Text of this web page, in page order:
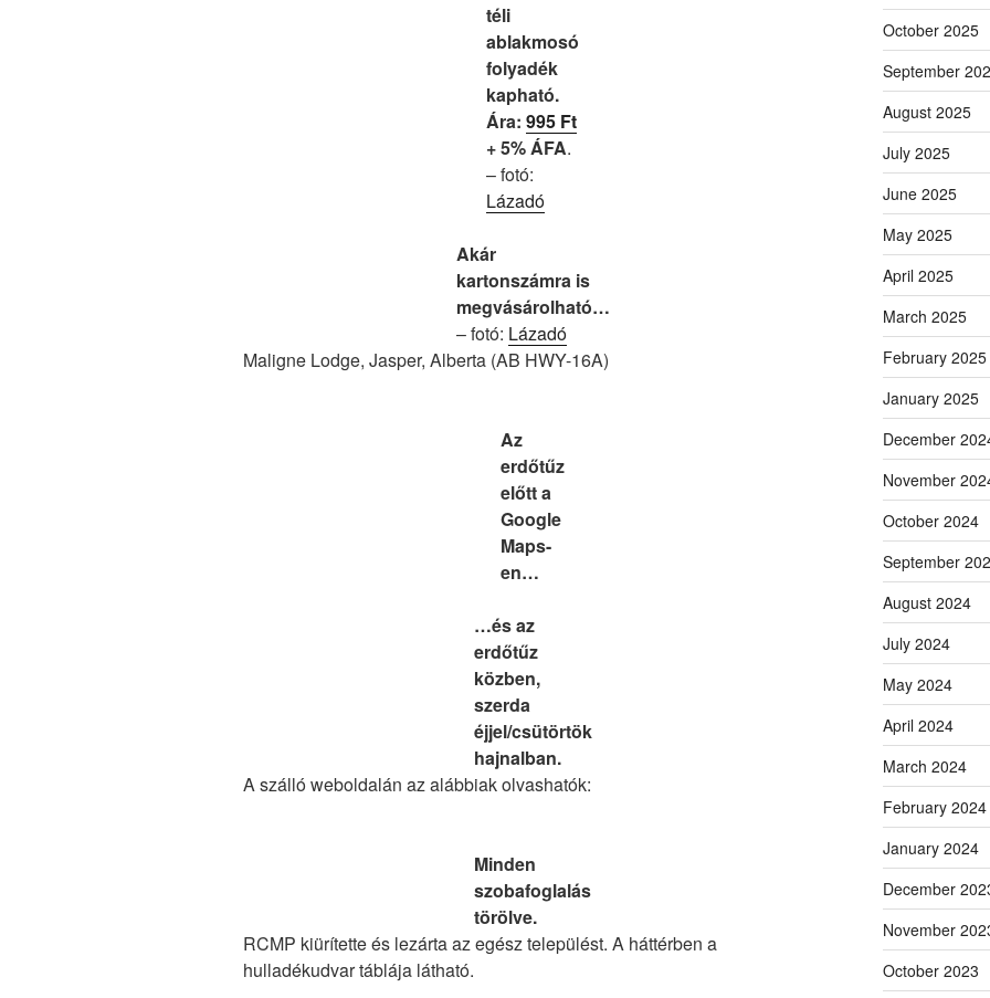
téli
ablakmosó
folyadék
kapható.
Ára:995 Ft
+ 5% ÁFA.
– fotó:
Lázadó
Akár
kartonszámra is
megvásárolható…
– fotó: Lázadó
Maligne Lodge, Jasper, Alberta (AB HWY-16A)
Az
erdőtűz
előtt a
Google
Maps-
en…
…és az
erdőtűz
közben,
szerda
éjjel/csütörtök
hajnalban.
A szálló weboldalán az alábbiak olvashatók:
Minden
szobafoglalás
törölve.
RCMP kiürítette és lezárta az egész települést. A háttérben a
hulladékudvar táblája látható.
October 2025
September
August 2025
July 2025
June 2025
May 2025
April 2025
March 2025
February 2025
January 2025
December
November
October 2024
September
August 2024
July 2024
May 2024
April 2024
March 2024
February 2024
January 2024
December
November
October 2023